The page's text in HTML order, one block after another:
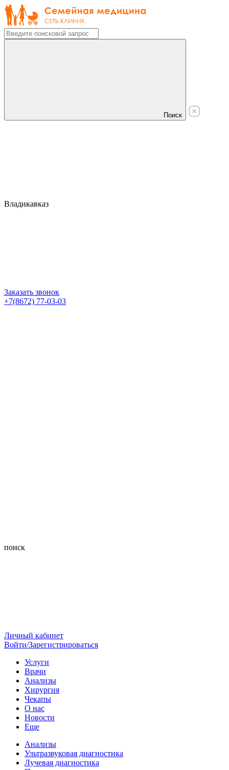
Поиск
Владикавказ
Заказать звонок
+7(8672) 77-03-03
поиск
Личный кабинет
Войти/Зарегистрироваться
Услуги
Врачи
Анализы
Хирургия
Чекапы
О нас
Новости
Еще
Анализы
Ультразвуковая диагностика
Лучевая диагностика